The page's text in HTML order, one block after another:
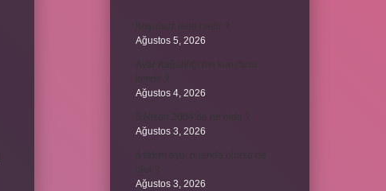
Ağustos 5, 2026
Ağustos 4, 2026
Ağustos 3, 2026
Ağustos 3, 2026